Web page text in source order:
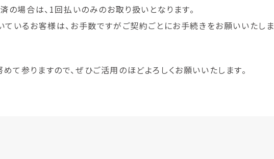
の場合は、1回払いのみのお取り扱いとなります。
いるお客様は、お手数ですがご契約ごとにお手続きをお願いいたしま
て参りますので、ぜひご活用のほどよろしくお願いいたします。